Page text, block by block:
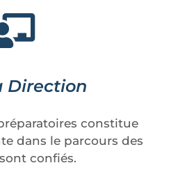
Direction
constitue
dans le parcours des
confiés.